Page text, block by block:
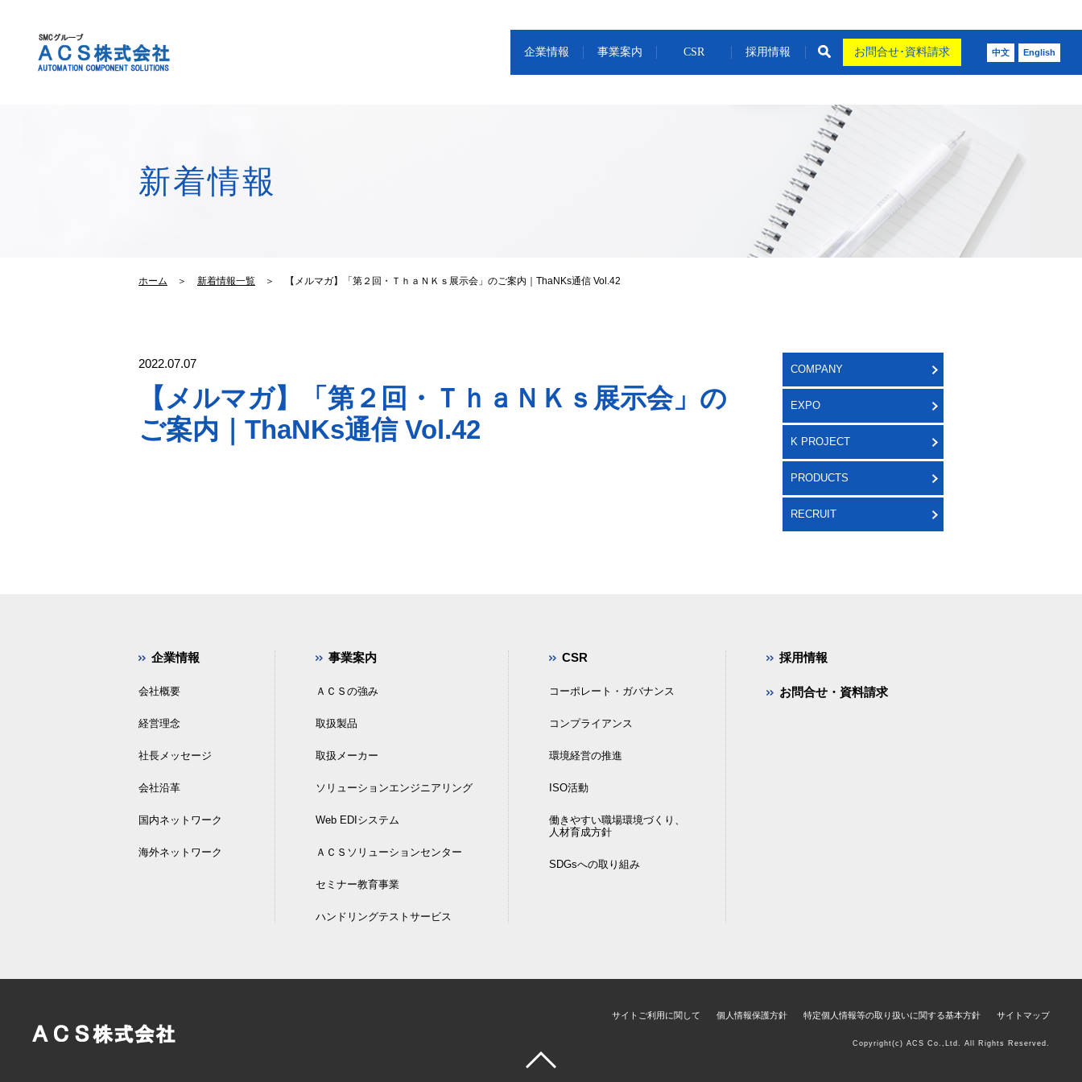
中文 English
企業情報 事業案内 CSR 採用情報 お問合せ･資料請求
新着情報
ホーム ＞ 新着情報一覧 ＞ 【メルマガ】「第２回・ＴｈａＮＫｓ展示会」のご案内｜ThaNKs通信 Vol.42
2022.07.07
【メルマガ】「第２回・ＴｈａＮＫｓ展示会」の
ご案内｜ThaNKs通信 Vol.42
COMPANY
EXPO
K PROJECT
PRODUCTS
RECRUIT
企業情報
会社概要
経営理念
社長メッセージ
会社沿革
国内ネットワーク
海外ネットワーク
事業案内
ＡＣＳの強み
取扱製品
取扱メーカー
ソリューションエンジニアリング
Web EDIシステム
ＡＣＳソリューションセンター
セミナー教育事業
ハンドリングテストサービス
CSR
コーポレート・ガバナンス
コンプライアンス
環境経営の推進
ISO活動
働きやすい職場環境づくり、
人材育成方針
SDGsへの取り組み
採用情報
お問合せ・資料請求
サイトご利用に関して 個人情報保護方針 特定個人情報等の取り扱いに関する基本方針 サイトマップ
Copyright(c) ACS Co.,Ltd. All Rights Reserved.